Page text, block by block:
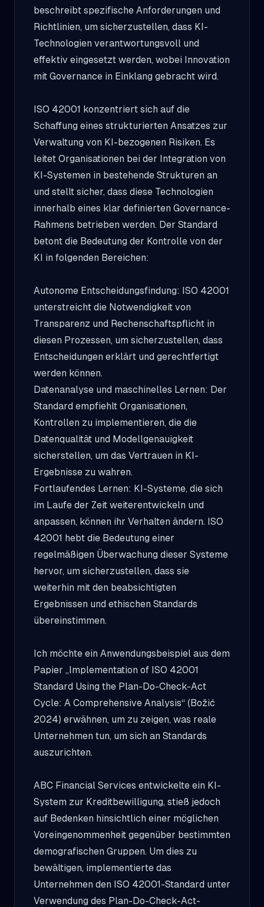
beschreibt spezifische Anforderungen und
Richtlinien, um sicherzustellen, dass KI-
Technologien verantwortungsvoll und
effektiv eingesetzt werden, wobei Innovation
mit Governance in Einklang gebracht wird.
ISO 42001 konzentriert sich auf die
Schaffung eines strukturierten Ansatzes zur
Verwaltung von KI-bezogenen Risiken. Es
leitet Organisationen bei der Integration von
KI-Systemen in bestehende Strukturen an
und stellt sicher, dass diese Technologien
innerhalb eines klar definierten Governance-
Rahmens betrieben werden. Der Standard
betont die Bedeutung der Kontrolle von der
KI in folgenden Bereichen:
Autonome Entscheidungsfindung: ISO 42001
unterstreicht die Notwendigkeit von
Transparenz und Rechenschaftspflicht in
diesen Prozessen, um sicherzustellen, dass
Entscheidungen erklärt und gerechtfertigt
werden können.
Datenanalyse und maschinelles Lernen: Der
Standard empfiehlt Organisationen,
Kontrollen zu implementieren, die die
Datenqualität und Modellgenauigkeit
sicherstellen, um das Vertrauen in KI-
Ergebnisse zu wahren.
Fortlaufendes Lernen: KI-Systeme, die sich
im Laufe der Zeit weiterentwickeln und
anpassen, können ihr Verhalten ändern. ISO
42001 hebt die Bedeutung einer
regelmäßigen Überwachung dieser Systeme
hervor, um sicherzustellen, dass sie
weiterhin mit den beabsichtigten
Ergebnissen und ethischen Standards
übereinstimmen.
Ich möchte ein Anwendungsbeispiel aus dem
Papier „Implementation of ISO 42001
Standard Using the Plan-Do-Check-Act
Cycle: A Comprehensive Analysis“ (Božić
2024) erwähnen, um zu zeigen, was reale
Unternehmen tun, um sich an Standards
auszurichten.
ABC Financial Services entwickelte ein KI-
System zur Kreditbewilligung, stieß jedoch
auf Bedenken hinsichtlich einer möglichen
Voreingenommenheit gegenüber bestimmten
demografischen Gruppen. Um dies zu
bewältigen, implementierte das
Unternehmen den ISO 42001-Standard unter
Verwendung des Plan-Do-Check-Act-